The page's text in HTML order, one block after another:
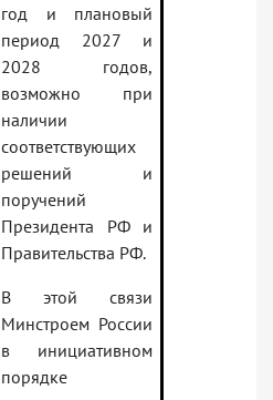
год и плановый
период 2027 и
2028 годов,
возможно при
наличии
соответствующих
решений и
поручений
Президента РФ и
Правительства РФ.
В этой связи
Минстроем России
в инициативном
порядке